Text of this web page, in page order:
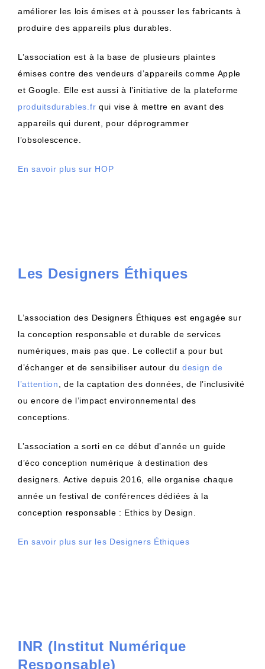
améliorer les lois émises et à pousser les fabricants à
produire des appareils plus durables.
L’association est à la base de plusieurs plaintes
émises contre des vendeurs d’appareils comme Apple
et Google. Elle est aussi à l’initiative de la plateforme
produitsdurables.fr qui vise à mettre en avant des
appareils qui durent, pour déprogrammer
l’obsolescence.
En savoir plus sur HOP
Les Designers Éthiques
L’association des Designers Éthiques est engagée sur
la conception responsable et durable de services
numériques, mais pas que. Le collectif a pour but
d’échanger et de sensibiliser autour du design de
l’attention, de la captation des données, de l’inclusivité
ou encore de l’impact environnemental des
conceptions.
L’association a sorti en ce début d’année un guide
d’éco conception numérique à destination des
designers. Active depuis 2016, elle organise chaque
année un festival de conférences dédiées à la
conception responsable : Ethics by Design.
En savoir plus sur les Designers Éthiques
INR (Institut Numérique
Responsable)